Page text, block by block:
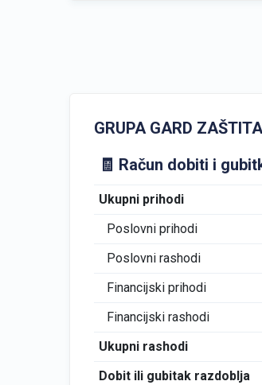
GRUPA GARD
🧾 Račun dobiti i
Ukupni prihodi
Poslovni prihodi
Poslovni rashodi
Financijski prihodi
Financijski rashodi
Ukupni rashodi
Dobit ili gubitak razdoblja